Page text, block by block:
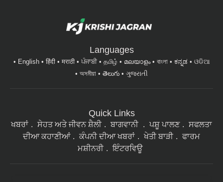
Languages
English हिंदी मराठी ਪੰਜਾਬੀ தமிழ் മലയാളം বাংলা ಕನ್ನಡ
ଓଡିଆ
অসমীয়া
తెలుగు ગુજરાતી
Quick Links
ਖਬਰਾਂ ਸੇਹਤ ਅਤੇ ਜੀਵਨ ਸ਼ੈਲੀ ਬਾਗਵਾਨੀ ਪਸ਼ੂ ਪਾਲਣ
ਸਫਲਤਾ
ਦੀਆ ਕਹਾਣੀਆਂ
ਕੰਪਨੀ ਦੀਆ ਖਬਰਾਂ ਖੇਤੀ ਬਾੜੀ
ਫਾਰਮ
ਮਸ਼ੀਨਰੀ
ਇੰਟਰਵਿਊ